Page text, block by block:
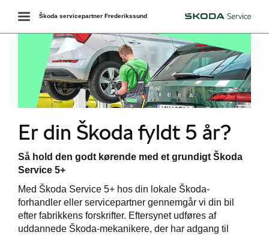
Toggle
navigation
Škoda
Škoda servicepartner Frederikssund
Er din Škoda fyldt 5 år?
Så hold den godt kørende med et grundigt Škoda
Service 5+
Med Škoda Service 5+ hos din lokale Škoda-
forhandler eller servicepartner gennemgår vi din bil
efter fabrikkens forskrifter. Eftersynet udføres af
uddannede Škoda-mekanikere, der har adgang til